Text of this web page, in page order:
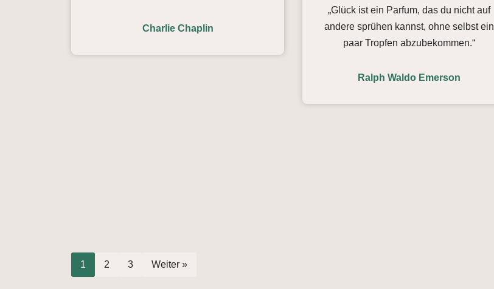
Charlie Chaplin
„Glück ist ein Parfum, das du nicht auf
andere sprühen kannst, ohne selbst ein
paar Tropfen abzubekommen.“
Ralph Waldo Emerson
1 2 3 Weiter »